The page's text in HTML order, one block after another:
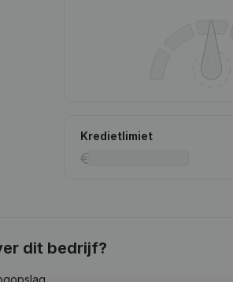
Kredietlimiet
dit bedrijf?